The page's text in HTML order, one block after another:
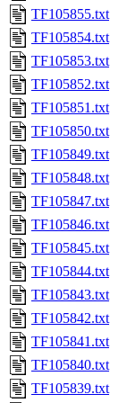
TF105855.txt
TF105854.txt
TF105853.txt
TF105852.txt
TF105851.txt
TF105850.txt
TF105849.txt
TF105848.txt
TF105847.txt
TF105846.txt
TF105845.txt
TF105844.txt
TF105843.txt
TF105842.txt
TF105841.txt
TF105840.txt
TF105839.txt